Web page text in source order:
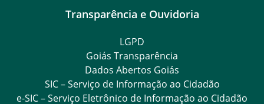
Transparência e Ouvidoria
LGPD
Goiás Transparência
Dados Abertos Goiás
SIC – Serviço de Informação ao Cidadão
e-SIC – Serviço Eletrônico de Informação ao Cidadão